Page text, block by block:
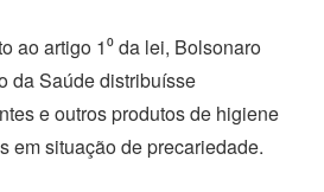
ao artigo 1⁰ da lei, Bolsonaro
da Saúde distribuísse
e outros produtos de higiene
em situação de precariedade.